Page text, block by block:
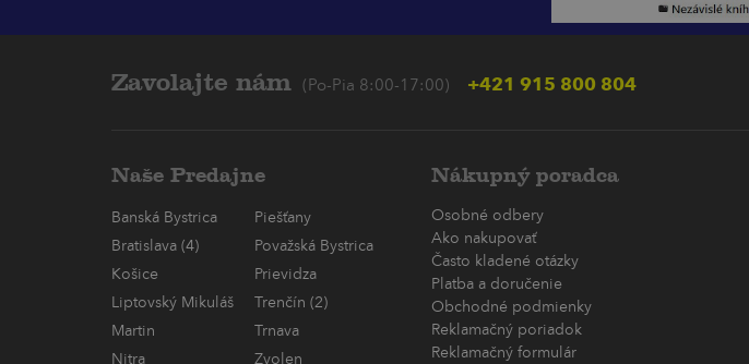
Zavolajte nám (Po-Pia 8:00-17:00) +421 915 800 804
Naše Predajne
Banská Bystrica
Piešťany
Bratislava (4)
Považská Bystrica
Košice
Prievidza
Liptovský Mikuláš
Trenčín (2)
Martin
Trnava
Nitra
Zvolen
Nákupný poradca
Osobné odbery
Ako nakupovať
Často kladené otázky
Platba a doručenie
Obchodné podmienky
Reklamačný poriadok
Reklamačný formulár